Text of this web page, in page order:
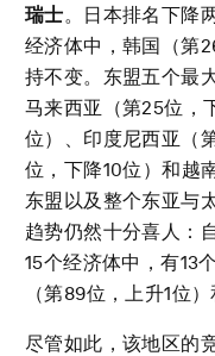
瑞士。日本排名下降
经济体中，韩国（第
持不变。东盟五个最
马来西亚（第25位，
位）、印度尼西亚（
位，下降10位）和越
东盟以及整个东亚与
趋势仍然十分喜人：
15个经济体中，有13
（第89位，上升1位
尽管如此，该地区的